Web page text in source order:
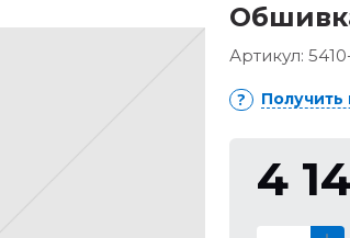
Артикул:
Получить
4